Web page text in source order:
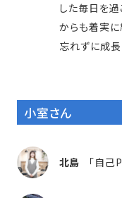
した毎日を過
からも着実
忘れずに成長
小室さん
北島 「自己